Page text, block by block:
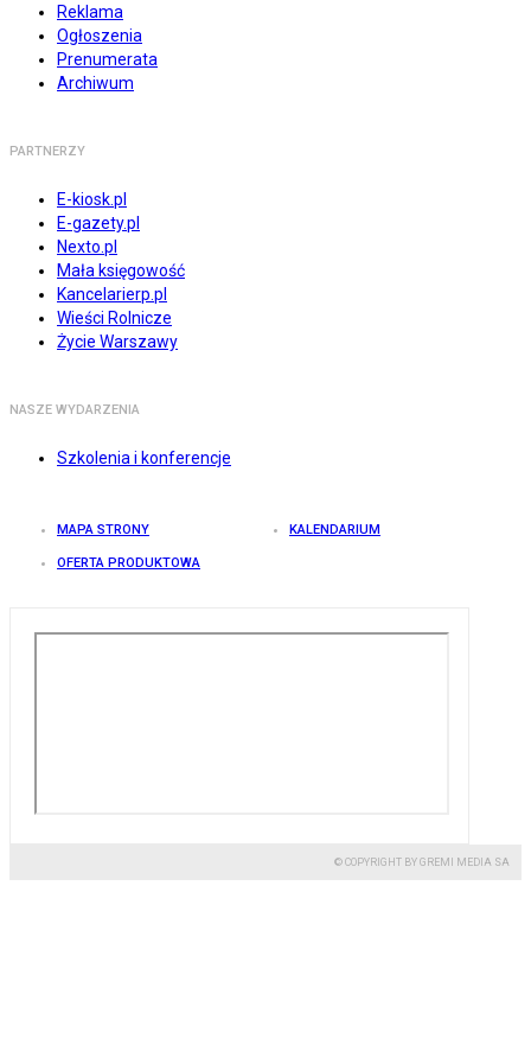
Reklama
Ogłoszenia
Prenumerata
Archiwum
PARTNERZY
E-kiosk.pl
E-gazety.pl
Nexto.pl
Mała księgowość
Kancelarierp.pl
Wieści Rolnicze
Życie Warszawy
NASZE WYDARZENIA
Szkolenia i konferencje
MAPA STRONY KALENDARIUM
OFERTA PRODUKTOWA
© COPYRIGHT BY GREMI MEDIA SA